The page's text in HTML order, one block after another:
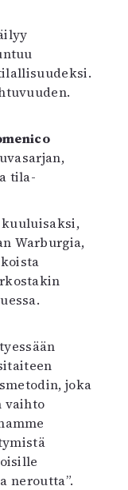
tila-
Warburgia,
joka
vaihto
neroutta”.